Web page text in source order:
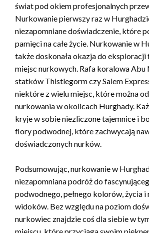
świat pod okiem profesjonalnych
Nurkowanie pierwszy raz w
niezapomniane doświadczenie, które
pamięci na całe życie. Nurkowanie w
także doskonała okazja do eksploracji
miejsc nurkowych. Rafa koralowa Abu
statków Thistlegorm czy Salem
niektóre z wielu miejsc, które można
nurkowania w okolicach Hurghady.
kryje w sobie niezliczone tajemnice i
flory podwodnej, które zachwycają
doświadczonych nurków.
Podsumowując, nurkowanie w
niezapomniana podróż do
podwodnego, pełnego kolorów, życia i
widoków. Bez względu na poziom
nurkowiec znajdzie coś dla siebie w
miejscu, które przyciąga swoim